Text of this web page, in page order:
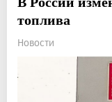
топлива
Новости